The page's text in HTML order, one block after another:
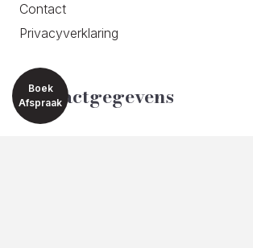
Contact
Privacyverklaring
Contactgegevens
Boek
Afspraak